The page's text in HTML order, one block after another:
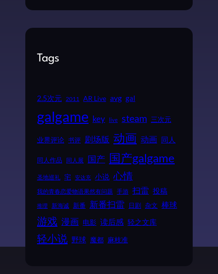
Tags
2.5次元 2011 AR Live avg gal
galgame key live steam 三次元
业界评论 书评 剧场版 动画 动画 同人
同人作品 同人展 国产 国产galgame
圣地巡礼 宅 安达充 小说 心情
我的青春恋爱物语果然有问题 手游 扫雷 投稿
推理 新海诚 新番 新番扫雷 日剧 杂文 棒球
游戏 漫画 电影 读后感 轻之文库
轻小说 野球 魔都 麻枝准